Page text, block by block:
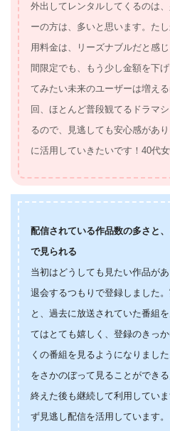
外出してレンタルしてくるのは
ーの方は、多いと思います。た
用料金は、リーズナブルだと感
間限定でも、もう少し金額を下
てみたい未来のユーザーは増え
回、ほとんど普段観てるドラマ
るので、見逃しても安心感があ
に活用していきたいです！40代
配信されている作品数の多さと
で見られる
当初はどうしても見たい作品が
退会するつもりで登録しました
と、過去に放送されていた番組
てはとても嬉しく、登録のきっ
くの番組を見るようになりまし
をさかのぼって見ることができ
終えた後も継続して利用してい
ず見逃し配信を活用しています